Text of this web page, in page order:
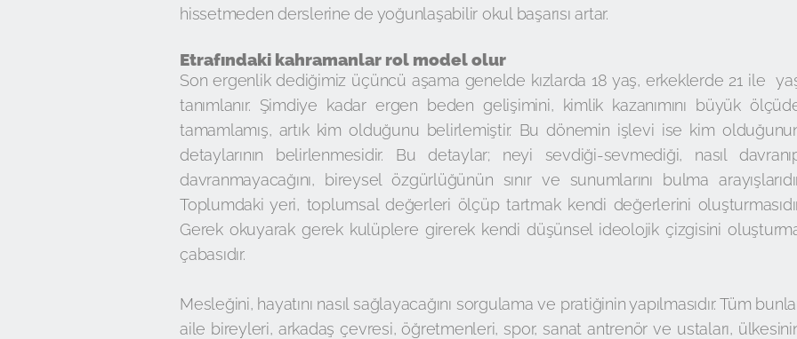
hissetmeden derslerine de yoğunlaşabilir okul başarısı artar.
Etrafındaki kahramanlar rol model olur
Son ergenlik dediğimiz üçüncü aşama genelde kızlarda 18 yaş, erkeklerde 21 ile
tanımlanır. Şimdiye kadar ergen beden gelişimini, kimlik kazanımını büyük
tamamlamış, artık kim olduğunu belirlemiştir. Bu dönemin işlevi ise kim
detaylarının belirlenmesidir. Bu detaylar; neyi sevdiği-sevmediği, nasıl
davranmayacağını, bireysel özgürlüğünün sınır ve sunumlarını bulma
Toplumdaki yeri, toplumsal değerleri ölçüp tartmak kendi değerlerini
Gerek okuyarak gerek kulüplere girerek kendi düşünsel ideolojik çizgisini
çabasıdır.
Mesleğini, hayatını nasıl sağlayacağını sorgulama ve pratiğinin yapılmasıdır. Tüm
aile bireyleri, arkadaş çevresi, öğretmenleri, spor, sanat antrenör ve ustaları,